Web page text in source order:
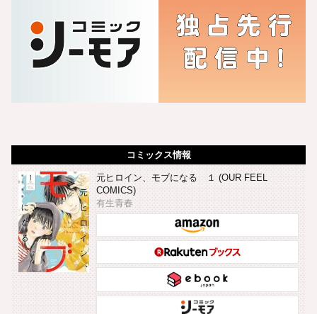
コミックス情報
元ヒロイン、モブになる １ (OUR FEEL
COMICS)
有生青春